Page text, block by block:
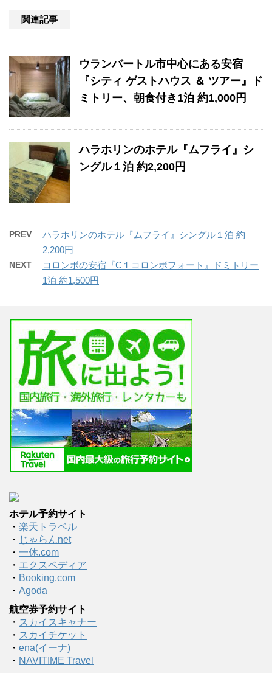
関連記事
ウランバートル市中心にある安宿
『シティ ゲストハウス ＆ ツアー』ド
ミトリー、朝食付き1泊 約1,000円
ハラホリンのホテル『ムフライ』シ
ングル１泊 約2,200円
PREV
ハラホリンのホテル『ムフライ』シングル１泊 約
2,200円
NEXT
コロンボの安宿『C１コロンボフォート』ドミトリー
1泊 約1,500円
ホテル予約サイト
・ 楽天トラベル
・ じゃらんnet
・ 一休.com
・ エクスペディア
・ Booking.com
・ Agoda
航空券予約サイト
・ スカイスキャナー
・ スカイチケット
・ ena(イーナ)
・ NAVITIME Travel